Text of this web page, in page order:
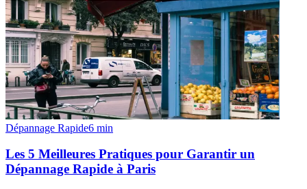
Dépannage Rapide6 min
Les 5 Meilleures Pratiques pour Garantir un
Dépannage Rapide à Paris